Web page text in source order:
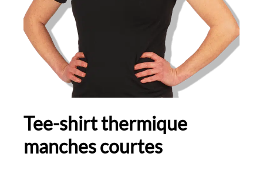
Tee-shirt thermique
manches courtes